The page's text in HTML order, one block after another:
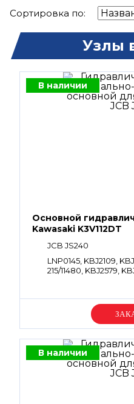
Сортировка по:
Узлы
В наличии
Основной
Kawasaki K3V112DT
JCB JS240
LNP0145, KBJ2109,
215/11480, KBJ2579,
В наличии